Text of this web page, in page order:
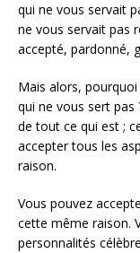
qui ne vous servait
ne vous servait pas
accepté, pardonné,
Mais alors,
qui ne vous sert pas
de tout ce qui est ;
accepter tous les
raison.
Vous pouvez
cette même raison.
personnalités